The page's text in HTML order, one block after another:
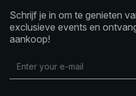
Schrijf je in om te genieten
exclusieve events en
aankoop!